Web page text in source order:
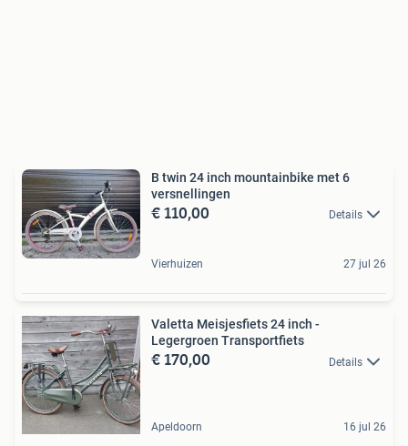
B twin 24 inch mountainbike met 6
versnellingen
€ 110,00 Details
Vierhuizen 27 jul 26
Valetta Meisjesfiets 24 inch -
Legergroen Transportfiets
€ 170,00 Details
Apeldoorn 16 jul 26